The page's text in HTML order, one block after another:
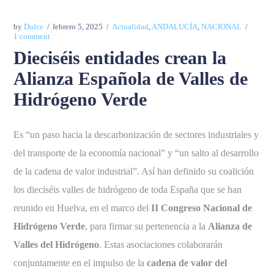
byDulce febrero 5, 2025 Actualidad ANDALUCÍA ,NACIONAL
1 comment
Dieciséis entidades crean la
Alianza Española de Valles de
Hidrógeno Verde
Es “un paso hacia la descarbonización de sectores industriales y
del transporte de la economía nacional” y “un salto al desarrollo
de la cadena de valor industrial”. Así han definido su coalición
los dieciséis valles de hidrógeno de toda España que se han
reunido en Huelva, en el marco delII Congreso Nacional de
Hidrógeno Verde, para firmar su pertenencia a la Alianza de
Valles del Hidrógeno. Estas asociaciones colaborarán
conjuntamente en el impulso de lacadena de valor del